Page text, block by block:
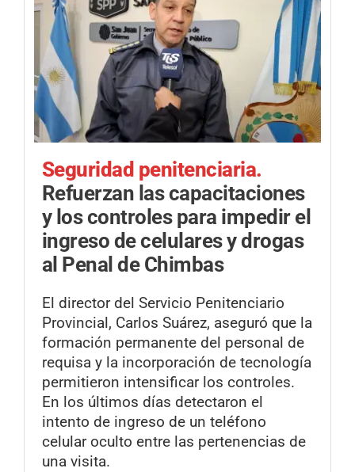
Seguridad penitenciaria.
Refuerzan las capacitaciones
y los controles para impedir el
ingreso de celulares y drogas
al Penal de Chimbas
El director del Servicio Penitenciario
Provincial, Carlos Suárez, aseguró que la
formación permanente del personal de
requisa y la incorporación de tecnología
permitieron intensificar los controles.
En los últimos días detectaron el
intento de ingreso de un teléfono
celular oculto entre las pertenencias de
una visita.